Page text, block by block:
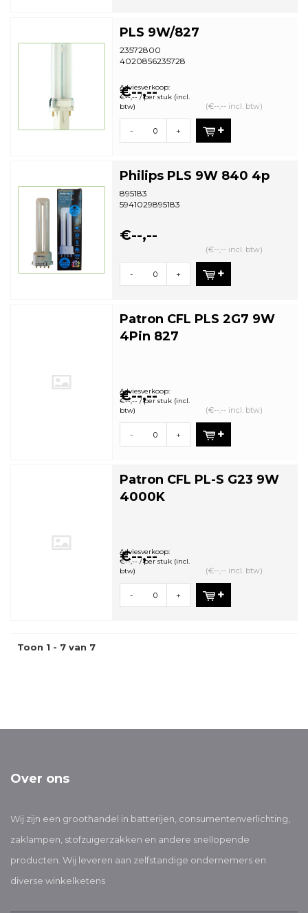
PLS 9W/827
23572800
4020856235728
€--,--
Adviesverkoop:
€--,-- / per stuk (incl.
btw)
(€--,-- incl. btw)
- +
Philips PLS 9W 840 4p
895183
5941029895183
€--,--
(€--,-- incl. btw)
- +
Patron CFL PLS 2G7 9W
4Pin 827
€--,--
Adviesverkoop:
€--,-- / per stuk (incl.
btw)
(€--,-- incl. btw)
- +
Patron CFL PL-S G23 9W
4000K
€--,--
Adviesverkoop:
€--,-- / per stuk (incl.
btw)
(€--,-- incl. btw)
- +
Toon 1 - 7 van 7
Over ons
Wij zijn een groothandel in batterijen, consumentenverlichting,
zaklampen, stofzuigerzakken en andere snellopende
producten. Wij leveren aan zelfstandige ondernemers en
diverse winkelketens